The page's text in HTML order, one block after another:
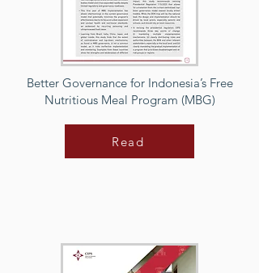
Better Governance for Indonesia’s Free
Nutritious Meal Program (MBG)
Read